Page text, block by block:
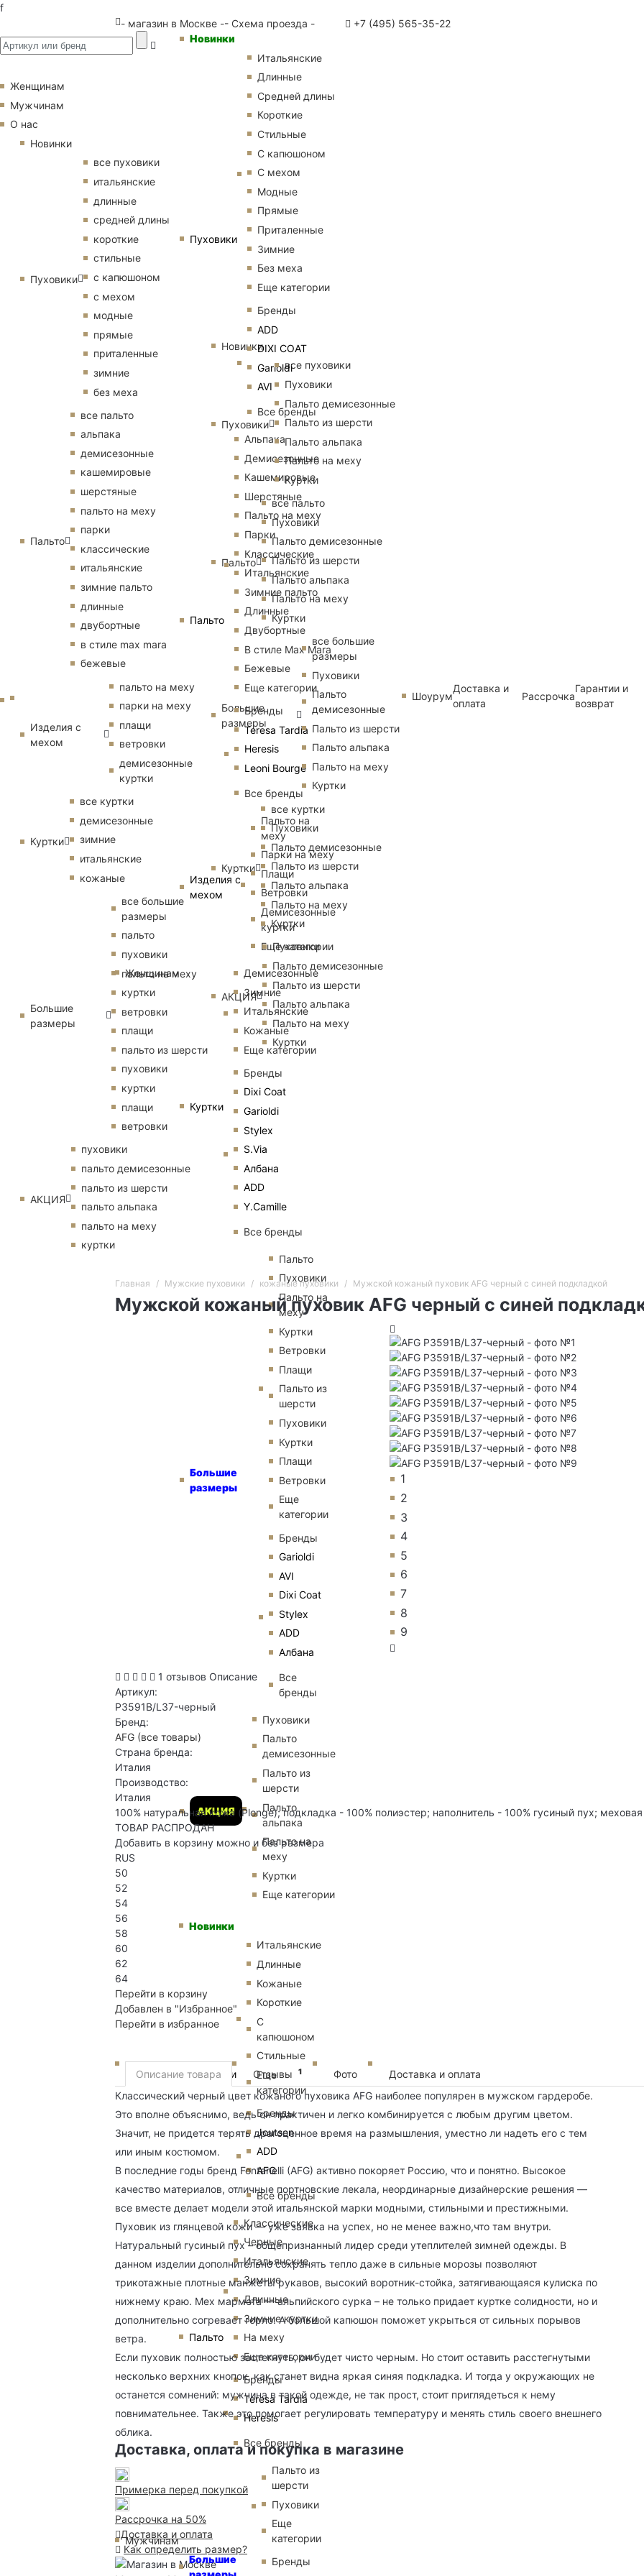
f
- магазин в Москве -- Схема проезда - +7 (495) 565-35-22
Женщинам
Новинки
Пуховики
Итальянские
Длинные
Средней длины
Короткие
Стильные
С капюшоном
С мехом
Модные
Прямые
Приталенные
Зимние
Без меха
Еще категории
Бренды
ADD
DIXI COAT
Garioldi
AVI
Все бренды
Пальто
Альпака
Демисезонные
Кашемировые
Шерстяные
Пальто на меху
Парки
Классические
Итальянские
Зимние пальто
Длинные
Двубортные
В стиле Max Mara
Бежевые
Еще категории
Бренды
Teresa Tardia
Heresis
Leoni Bourge
Все бренды
Изделия с
мехом
Пальто на
меху
Парки на меху
Плащи
Ветровки
Демисезонные
куртки
Еще категории
Куртки
Демисезонные
Зимние
Итальянские
Кожаные
Еще категории
Бренды
Dixi Coat
Garioldi
Stylex
S.Via
Албана
ADD
Y.Camille
Все бренды
Большие
размеры
Пальто
Пуховики
Пальто на
меху
Куртки
Ветровки
Плащи
Пальто из
шерсти
Пуховики
Куртки
Плащи
Ветровки
Еще
категории
Бренды
Garioldi
AVI
Dixi Coat
Stylex
ADD
Албана
Все
бренды
АКЦИЯ
Пуховики
Пальто
демисезонные
Пальто из
шерсти
Пальто
альпака
Пальто на
меху
Куртки
Еще категории
Мужчинам
Новинки
Пуховики
Итальянские
Длинные
Кожаные
Короткие
С
капюшоном
Стильные
Еще
категории
Бренды
Joutsen
ADD
AFG
Все бренды
Пальто
Классические
Черные
Итальянские
Зимние
Длинные
Зимние куртки
На меху
Еще категории
Бренды
Teresa Tardia
Heresis
Все бренды
Большие
Пальто из
шерсти
Пуховики
Еще
категории
Бренды
Женщинам
Мужчинам
О нас
Новинки
Пуховики
все пуховики
итальянские
длинные
средней длины
короткие
стильные
с капюшоном
с мехом
модные
прямые
приталенные
зимние
без меха
Пальто
все пальто
альпака
демисезонные
кашемировые
шерстяные
пальто на меху
парки
классические
итальянские
зимние пальто
длинные
двубортные
в стиле max mara
бежевые
Изделия с
мехом
пальто на меху
парки на меху
плащи
ветровки
демисезонные
куртки
Куртки
все куртки
демисезонные
зимние
итальянские
кожаные
Большие
размеры
все большие
размеры
пальто
пуховики
пальто на меху
куртки
ветровки
плащи
пальто из шерсти
пуховики
куртки
плащи
ветровки
АКЦИЯ
пуховики
пальто демисезонные
пальто из шерсти
пальто альпака
пальто на меху
куртки
Новинки
Пуховики
все пуховики
Пуховики
Пальто демисезонные
Пальто из шерсти
Пальто альпака
Пальто на меху
Куртки
Пальто
все пальто
Пуховики
Пальто демисезонные
Пальто из шерсти
Пальто альпака
Пальто на меху
Куртки
Большие
размеры
все большие
размеры
Пуховики
Пальто
демисезонные
Пальто из шерсти
Пальто альпака
Пальто на меху
Куртки
Куртки
все куртки
Пуховики
Пальто демисезонные
Пальто из шерсти
Пальто альпака
Пальто на меху
Куртки
АКЦИЯ
Пуховики
Пальто демисезонные
Пальто из шерсти
Пальто альпака
Пальто на меху
Куртки
Шоурум
Доставка и
оплата
Рассрочка
Гарантии и
возврат
Главная Мужские пуховики кожаные пуховики Мужской кожаный пуховик AFG черный с синей подкладкой
Мужской кожаный пуховик AFG черный с синей
1
2
3
4
5
6
7
8
9
1 отзывов Описание
Артикул:
P3591B/L37-черный
Бренд:
AFG (все товары)
Страна бренда:
Италия
Производство:
Италия
100% натуральная кожа (Plonge); подкладка - 100% полиэстер; наполнитель - 100% гусиный пух;
ТОВАР РАСПРОДАН
Добавить в корзину можно и без размера
RUS
50
52
54
56
58
60
62
64
Перейти в корзину
Добавлен в "Избранное"
Перейти в избранное
Описание товара Отзывы 1 Фото
Доставка и оплата
Классический черный цвет кожаного пуховика AFG наиболее популярен в мужском гардеробе.
Это вполне объяснимо, ведь он практичен и легко комбинируется с любым другим цветом.
Значит, не придется терять драгоценное время на размышления, уместно ли надеть его с тем
или иным костюмом.
В последние годы бренд Fontanelli (AFG) активно покоряет Россию, что и понятно. Высокое
качество материалов, отличные портновские лекала, неординарные дизайнерские решения —
все вместе делает модели этой итальянской марки модными, стильными и престижными.
Пуховик из глянцевой кожи — уже заявка на успех, но не менее важно,что там внутри.
Натуральный гусиный пух – общепризнанный лидер среди утеплителей зимней одежды. В
данном изделии дополнительно сохранять тепло даже в сильные морозы позволяют
трикотажные плотные манжеты рукавов, высокий воротник-стойка, затягивающаяся кулиска по
нижнему краю. Мех мармота — альпийского сурка – не только придает куртке солидности, но и
дополнительно согревает горло. А большой капюшон поможет укрыться от сильных порывов
ветра.
Если пуховик полностью застегнуть, он будет чисто черным. Но стоит оставить расстегнутыми
несколько верхних кнопок, как станет видна яркая синяя подкладка. И тогда у окружающих не
останется сомнений: мужчина в такой одежде, не так прост, стоит приглядеться к нему
повнимательнее. Также это помогает регулировать температуру и менять стиль своего внешнего
облика.
Доставка, оплата и покупка в магазине
Примерка перед покупкой
Рассрочка на 50%
Доставка и оплата
Как определить размер?